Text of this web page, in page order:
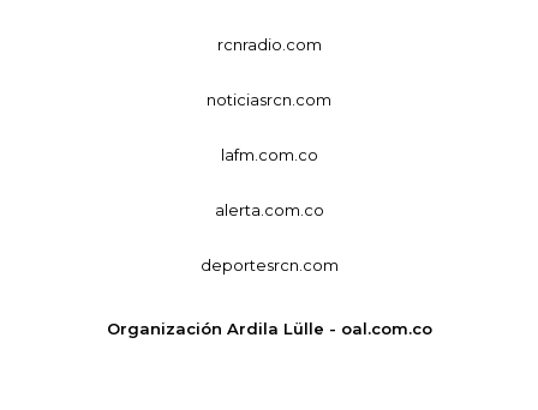
rcnradio.com
noticiasrcn.com
lafm.com.co
alerta.com.co
deportesrcn.com
Organización Ardila Lülle - oal.com.co